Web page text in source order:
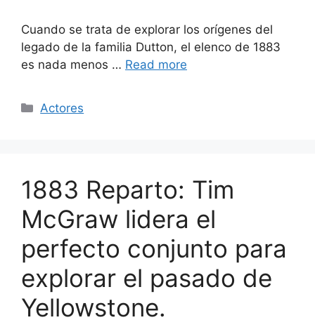
Cuando se trata de explorar los orígenes del
legado de la familia Dutton, el elenco de 1883
es nada menos … Read more
Categories
Actores
1883 Reparto: Tim
McGraw lidera el
perfecto conjunto para
explorar el pasado de
Yellowstone.